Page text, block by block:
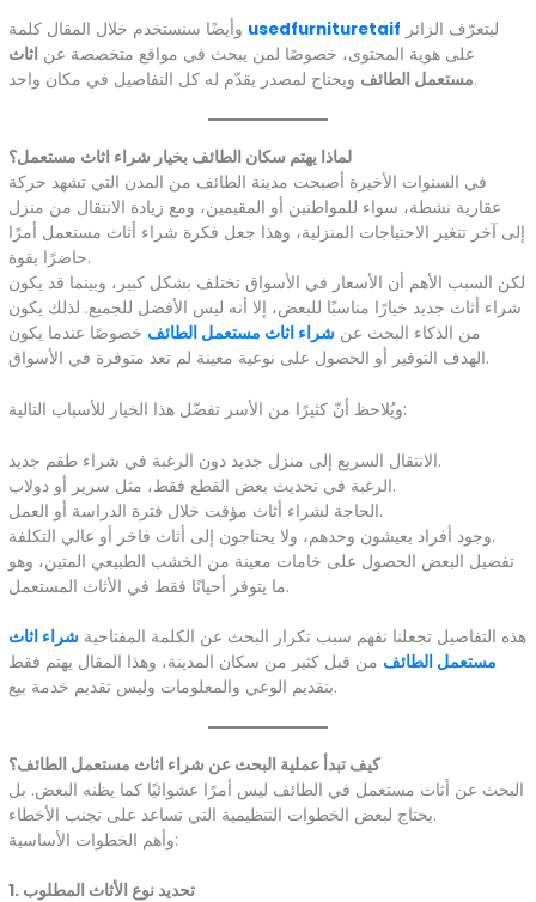
usedfurnituretaif ليتعرّف الزائر
على هوية المحتوى، خصوصًا لمن يبحث في مواقع متخصصة عن اثاث
مستعمل الطائفويحتاج لمصدر يقدّم له كل التفاصيل في مكان واحد.
لماذا يهتم سكان الطائف بخيار شراء اثاث مستعمل؟
في السنوات الأخيرة أصبحت مدينة الطائف من المدن التي تشهد حركة
عقارية نشطة، سواء للمواطنين أو المقيمين، ومع زيادة الانتقال من منزل
إلى آخر تتغير الاحتياجات المنزلية، وهذا جعل فكرة شراء أثاث مستعمل أمرًا
حاضرًا بقوة.
لكن السبب الأهم أن الأسعار في الأسواق تختلف بشكل كبير، وبينما قد يكون
شراء أثاث جديد خيارًا مناسبًا للبعض، إلا أنه ليس الأفضل للجميع. لذلك يكون
من الذكاء البحث عن شراء اثاث مستعمل الطائف خصوصًا عندما يكون
الهدف التوفير أو الحصول على نوعية معينة لم تعد متوفرة في الأسواق.
ويُلاحظ أنّ كثيرًا من الأسر تفضّل هذا الخيار للأسباب التالية:
الانتقال السريع إلى منزل جديد دون الرغبة في شراء طقم جديد.
الرغبة في تحديث بعض القطع فقط، مثل سرير أو دولاب.
الحاجة لشراء أثاث مؤقت خلال فترة الدراسة أو العمل.
وجود أفراد يعيشون وحدهم، ولا يحتاجون إلى أثاث فاخر أو عالي التكلفة.
تفضيل البعض الحصول على خامات معينة من الخشب الطبيعي المتين، وهو
ما يتوفر أحيانًا فقط في الأثاث المستعمل.
هذه التفاصيل تجعلنا نفهم سبب تكرار البحث عن الكلمة المفتاحية شراء اثاث
مستعمل الطائف من قبل كثير من سكان المدينة، وهذا المقال يهتم فقط
بتقديم الوعي والمعلومات وليس تقديم خدمة بيع.
كيف تبدأ عملية البحث عن شراء اثاث مستعمل الطائف؟
البحث عن أثاث مستعمل في الطائف ليس أمرًا عشوائيًا كما يظنه البعض. بل
يحتاج لبعض الخطوات التنظيمية التي تساعد على تجنب الأخطاء.
وأهم الخطوات الأساسية:
1. تحديد نوع الأثاث المطلوب